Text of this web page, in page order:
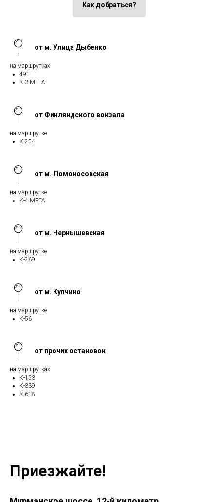
Как добраться?
от м. Улица Дыбенко
на маршрутках
491
К-3 МЕГА
от Финляндского вокзала
на маршрутке
К-254
от м. Ломоносовская
на маршрутке
К-4 МЕГА
от м. Чернышевская
на маршрутке
К-269
от м. Купчино
на маршрутке
К-56
от прочих остановок
на маршрутках
К-153
К-339
К-618
Приезжайте!